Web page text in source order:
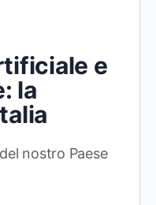
e
la
nostro Paese